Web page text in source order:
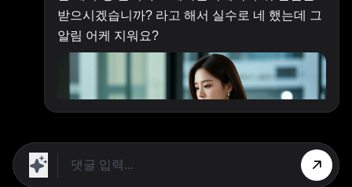
받으시겠습니까? 라고 해서 실수로 네 했는데 그
알림 어케 지워요?